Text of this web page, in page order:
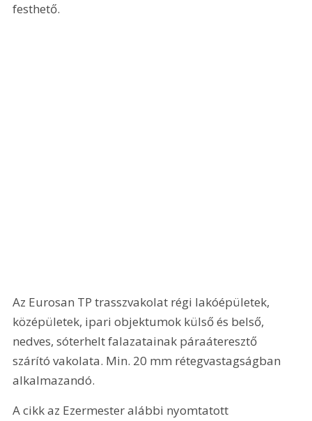
festhető.
Az Eurosan TP trasszvakolat régi lakóépületek,
középületek, ipari objektumok külső és belső,
nedves, sóterhelt falazatainak páraáteresztő
szárító vakolata. Min. 20 mm rétegvastagságban
alkalmazandó.
A cikk az Ezermester alábbi nyomtatott